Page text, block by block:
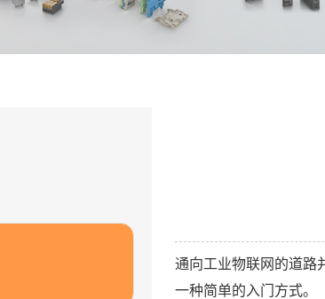
通向工业物联网的道路
一种简单的入门方式。